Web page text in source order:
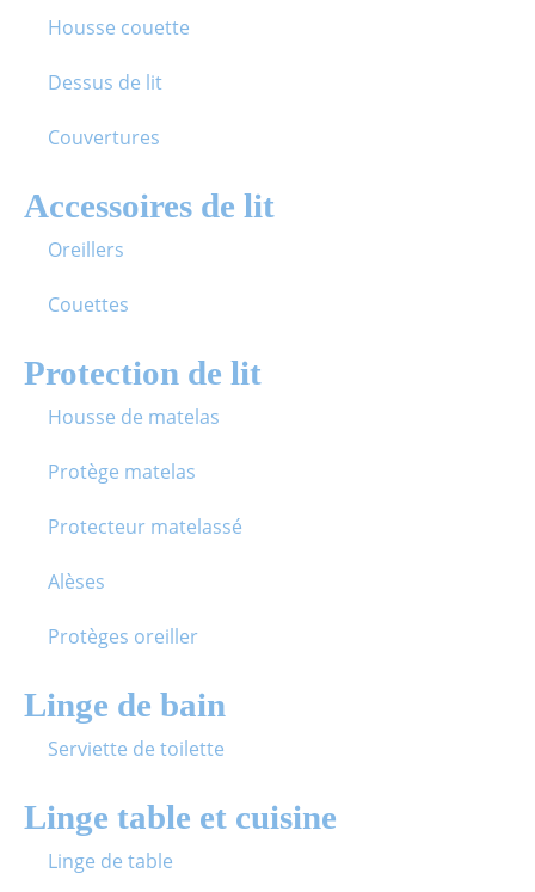
Housse couette
Dessus de lit
Couvertures
Accessoires de lit
Oreillers
Couettes
Protection de lit
Housse de matelas
Protège matelas
Protecteur matelassé
Alèses
Protèges oreiller
Linge de bain
Serviette de toilette
Linge table et cuisine
Linge de table